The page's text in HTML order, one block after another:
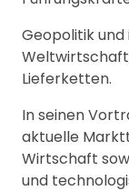
Geopolitik und
Lieferketten.
In seinen
aktuelle
Wirtschaft
und